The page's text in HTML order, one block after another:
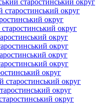
старостинський округ
округ
округ
округ
округ
округ
округ
округ
округ
округ
округ
округ